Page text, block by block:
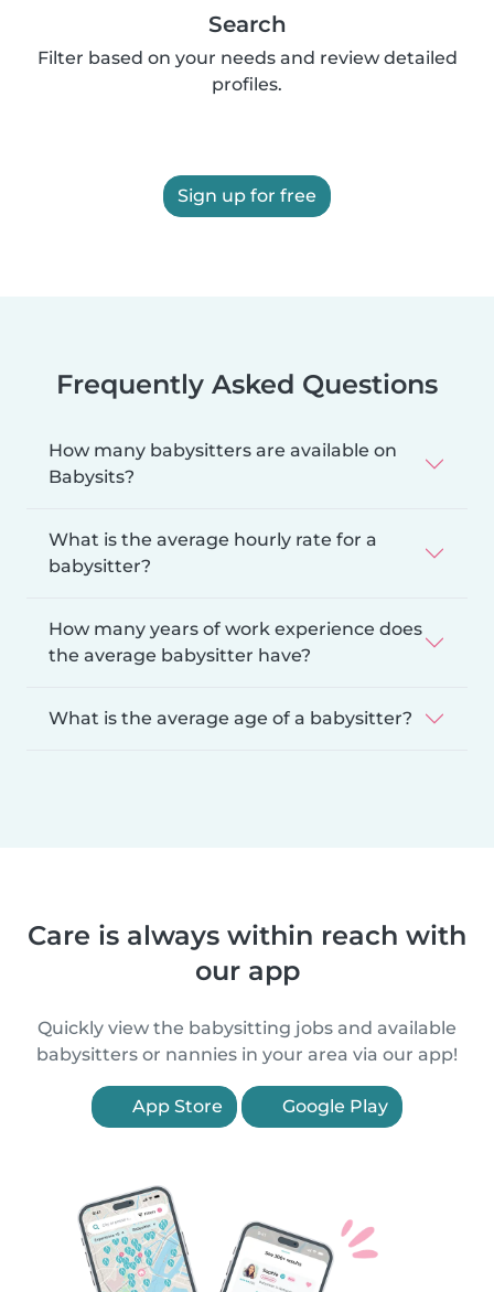
Search
Filter based on your needs and review detailed
profiles.
Sign up for free
Frequently Asked Questions
How many babysitters are available on
Babysits?
What is the average hourly rate for a
babysitter?
How many years of work experience does
the average babysitter have?
What is the average age of a babysitter?
Care is always within reach with
our app
Quickly view the babysitting jobs and available
babysitters or nannies in your area via our app!
App Store Google Play